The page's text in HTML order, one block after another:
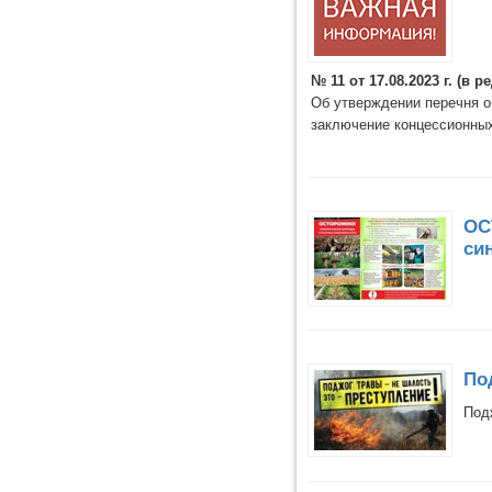
№ 11 от 17.08.2023 г. (в
Об утверждении перечня
заключение